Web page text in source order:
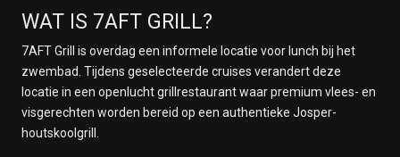
WAT IS 7AFT GRILL?
7AFT Grill is overdag een informele locatie voor lunch bij het
zwembad. Tijdens geselecteerde cruises verandert deze
locatie in een openlucht grillrestaurant waar premium vlees- en
visgerechten worden bereid op een authentieke Josper-
houtskoolgrill.